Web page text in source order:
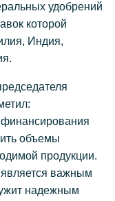
удобрений
которой
Индия,
объемы
продукции.
важным
надежным